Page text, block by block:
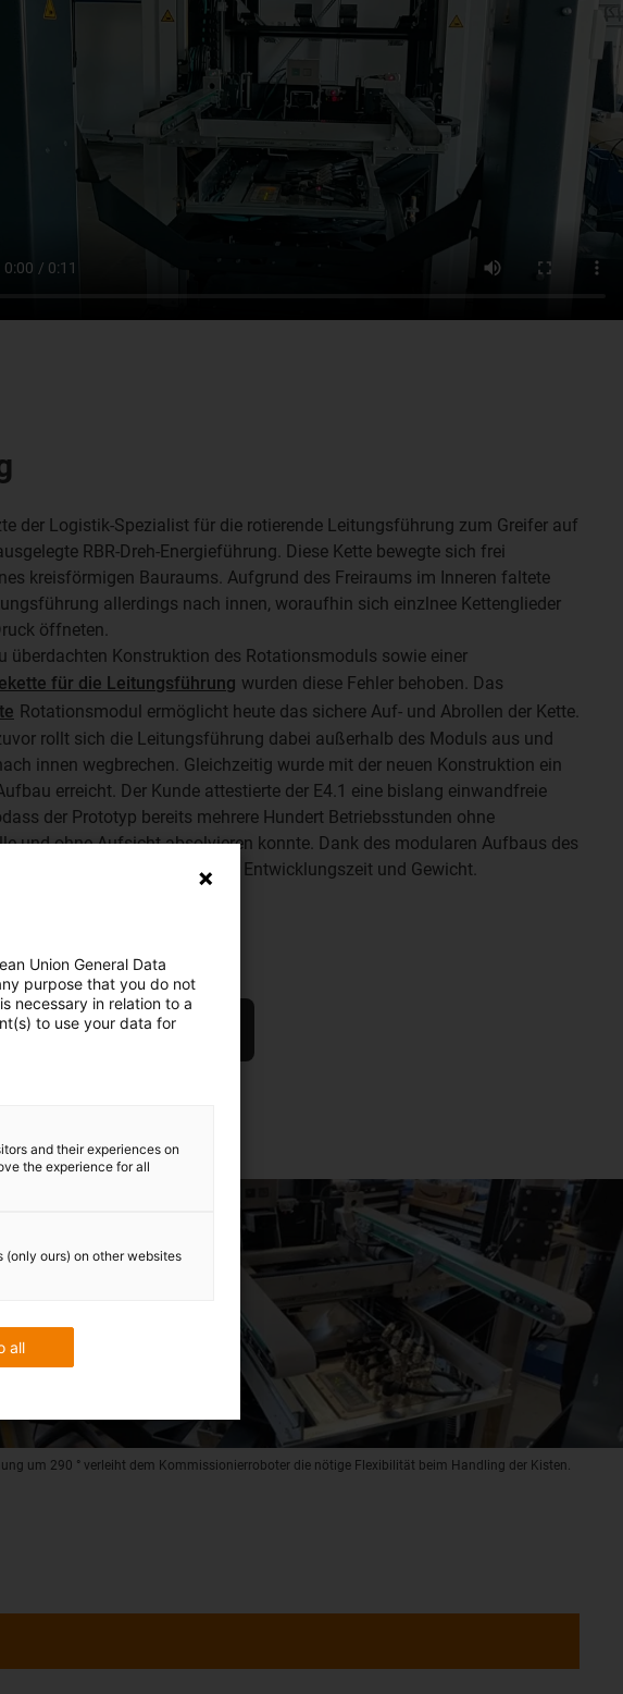
der Logistik-Spezialist für die rotierende Leitungsführung zum Greifer auf
RBR-Dreh-Energieführung. Diese Kette bewegte sich frei
kreisförmigen Bauraums. Aufgrund des Freiraums im Inneren faltete
allerdings nach innen, woraufhin sich einzlnee Kettenglieder
öffneten.
überdachten Konstruktion des Rotationsmoduls sowie einer
für die Leitungsführung wurden diese Fehler behoben. Das
Rotationsmodul ermöglicht heute das sichere Auf- und Abrollen der Kette.
rollt sich die Leitungsführung dabei außerhalb des Moduls aus und
innen wegbrechen. Gleichzeitig wurde mit der neuen Konstruktion ein
erreicht. Der Kunde attestierte der E4.1 eine bislang einwandfreie
der Prototyp bereits mehrere Hundert Betriebsstunden ohne
und ohne Aufsicht absolvieren konnte. Dank des modularen Aufbaus des
sich die Entwickler zudem Entwicklungszeit und Gewicht.
E4.1 erfahren
um 290 ° verleiht dem Kommissionierroboter die nötige Flexibilität beim Handling der Kisten.
Union General Data
purpose that you do not
necessary in relation to a
to use your data for
and their experiences on
the experience for all
(only ours) on other websites
all